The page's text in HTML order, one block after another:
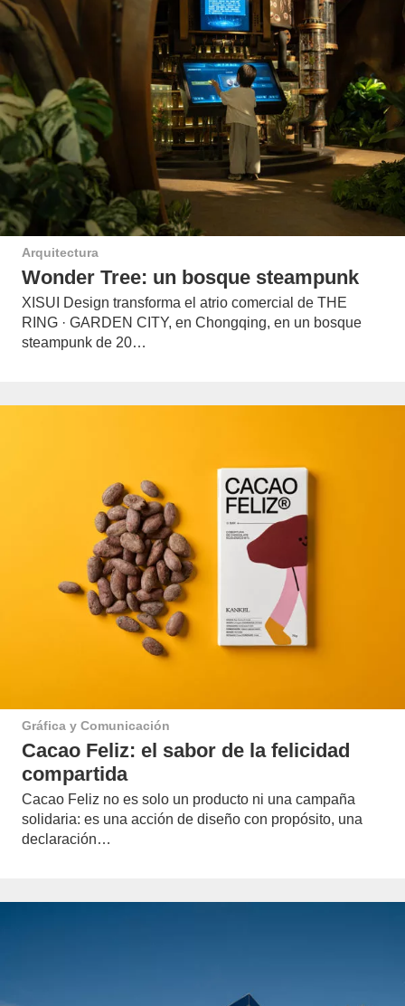
Arquitectura
Wonder Tree: un bosque steampunk
XISUI Design transforma el atrio comercial de THE
RING · GARDEN CITY, en Chongqing, en un bosque
steampunk de 20…
Gráfica y Comunicación
Cacao Feliz: el sabor de la felicidad
compartida
Cacao Feliz no es solo un producto ni una campaña
solidaria: es una acción de diseño con propósito, una
declaración…